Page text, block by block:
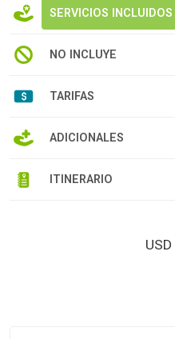
SERVICIOS INCLUIDOS
NO INCLUYE
TARIFAS
ADICIONALES
ITINERARIO
USD